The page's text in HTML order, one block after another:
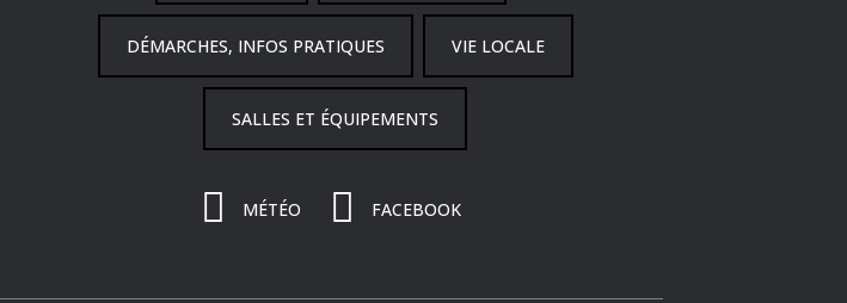
DÉMARCHES, INFOS PRATIQUES VIE LOCALE
SALLES ET ÉQUIPEMENTS
MÉTÉO FACEBOOK